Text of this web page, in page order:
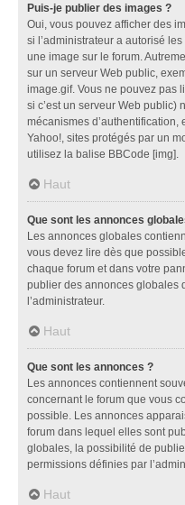
Puis-je publier des images ?
Oui, vous pouvez afficher des
si l’administrateur a autorisé
une image sur le forum.
sur un serveur Web public,
image.gif. Vous ne pouvez pas
si c’est un serveur Web public)
mécanismes d’authentification,
Yahoo!, sites protégés par un
utilisez la balise BBCode [img].
Haut
Que sont les annonces
Les annonces globales
vous devez lire dès que
chaque forum et dans votre
publier des annonces globales
l’administrateur.
Haut
Que sont les annonces ?
Les annonces contiennent
concernant le forum que vous
possible. Les annonces
forum dans lequel elles sont
globales, la possibilité de
permissions définies par
Haut